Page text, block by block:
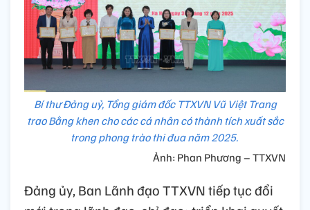
Bí thư Đảng uỷ, Tổng giám đốc TTXVN Vũ Việt Trang
trao Bằng khen cho các cá nhân có thành tích xuất sắc
trong phong trào thi đua năm 2025.
Ảnh: Phan Phương – TTXVN
Đảng ủy, Ban Lãnh đạo TTXVN tiếp tục đổi